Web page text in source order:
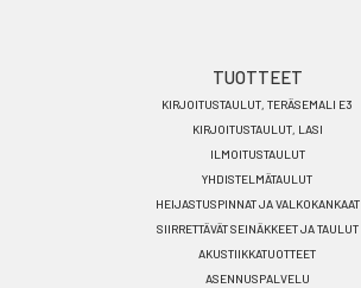
TUOTTEET
KIRJOITUSTAULUT, TERÄSEMALI E3
KIRJOITUSTAULUT, LASI
ILMOITUSTAULUT
YHDISTELMÄTAULUT
HEIJASTUSPINNAT JA VALKOKANKAAT
SIIRRETTÄVÄT SEINÄKKEET JA TAULUT
AKUSTIIKKATUOTTEET
ASENNUSPALVELU